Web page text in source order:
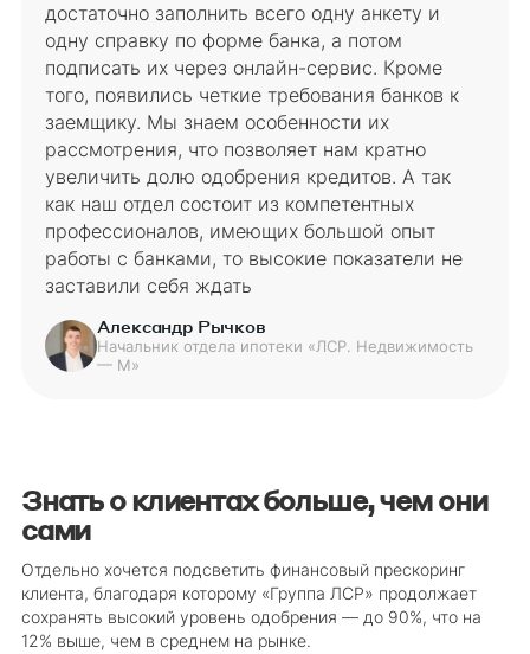
достаточно заполнить всего одну анкету и
одну справку по форме банка, а потом
подписать их через онлайн-сервис. Кроме
того, появились четкие требования банков к
заемщику. Мы знаем особенности их
рассмотрения, что позволяет нам кратно
увеличить долю одобрения кредитов. А так
как наш отдел состоит из компетентных
профессионалов, имеющих большой опыт
работы с банками, то высокие показатели не
заставили себя ждать
Александр Рычков
Начальник отдела ипотеки «ЛСР. Недвижимость
— М»
Знать о клиентах больше, чем они
сами
Отдельно хочется подсветить финансовый прескоринг
клиента, благодаря которому «Группа ЛСР» продолжает
сохранять высокий уровень одобрения — до 90%, что на
12% выше, чем в среднем на рынке.